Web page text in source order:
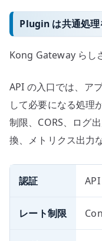
Plugin は共通処理
Kong Gateway らし
API の入口では、ア
して必要になる処理
制限、CORS、ログ
換、メトリクス出力
認証
レート制限